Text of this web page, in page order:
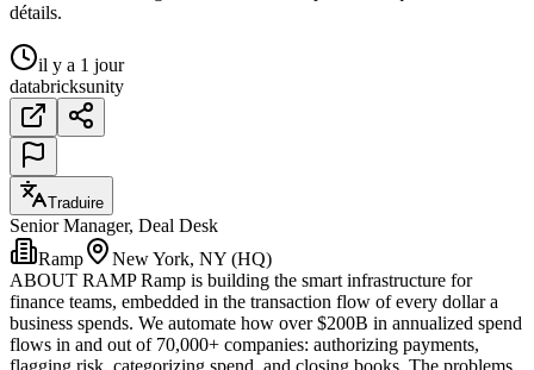
détails.
il y a 1 jour
databricksunity
Traduire
Senior Manager, Deal Desk
Ramp
New York, NY (HQ)
ABOUT RAMP Ramp is building the smart infrastructure for
finance teams, embedded in the transaction flow of every dollar a
business spends. We automate how over $200B in annualized spend
flows in and out of 70,000+ companies: authorizing payments,
flagging risk, categorizing spend, and closing books. The problems